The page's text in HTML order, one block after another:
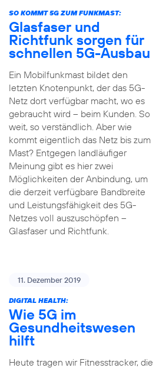
SO KOMMT 5G ZUM FUNKMAST:
Glasfaser und
Richtfunk sorgen für
schnellen 5G-Ausbau
Ein Mobilfunkmast bildet den
letzten Knotenpunkt, der das 5G-
Netz dort verfügbar macht, wo es
gebraucht wird – beim Kunden. So
weit, so verständlich. Aber wie
kommt eigentlich das Netz bis zum
Mast? Entgegen landläufiger
Meinung gibt es hier zwei
Möglichkeiten der Anbindung, um
die derzeit verfügbare Bandbreite
und Leistungsfähigkeit des 5G-
Netzes voll auszuschöpfen –
Glasfaser und Richtfunk.
11. Dezember 2019
DIGITAL HEALTH:
Wie 5G im
Gesundheitswesen
hilft
Heute tragen wir Fitnesstracker, die